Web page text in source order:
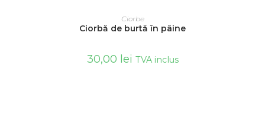
ADAUGĂ ÎN COȘ
Ciorbe
Ciorbă de burtă în pâine
30,00 lei TVA inclus